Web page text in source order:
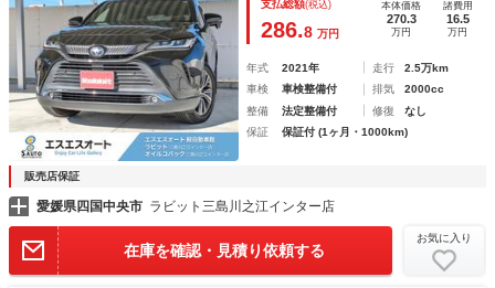
クドア・純正アルミホイール
支払総額(税込)
286.8 万円
本体価格
270.3
万円
諸費用
16.5
万円
年式 2021年 走行
2.5万km
車検
車検整備付 排気
2000cc
整備
法定整備付 修復
なし
保証
保証付 (1ヶ月・1000km)
販売店保証
愛媛県四国中央市 ラビット三島川之江インター店
在庫を確認・見積り依頼する
お気に入り